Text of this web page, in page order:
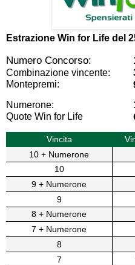
Estrazione Win for Life del
Numero Concorso:
Combinazione vincente:
Montepremi:
Numerone:
Quote Win for Life
Vincita
10 + Numerone
10
9 + Numerone
9
8 + Numerone
7 + Numerone
8
7